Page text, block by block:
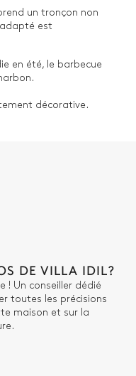
un tronçon non
est
en été, le barbecue
décorative.
DE VILLA IDIL?
! Un conseiller dédié
toutes les précisions
maison et sur la